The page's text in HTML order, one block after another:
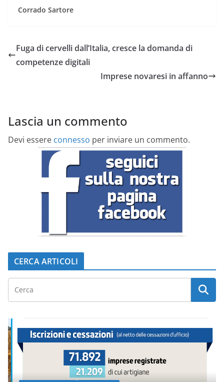
Corrado Sartore
Fuga di cervelli dall’Italia, cresce la domanda di
competenze digitali
Imprese novaresi in affanno
Lascia un commento
Devi essere connesso per inviare un commento.
CERCA ARTICOLI